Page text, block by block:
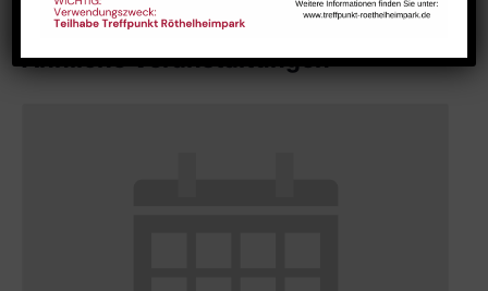
Ähnliche Veranstaltungen